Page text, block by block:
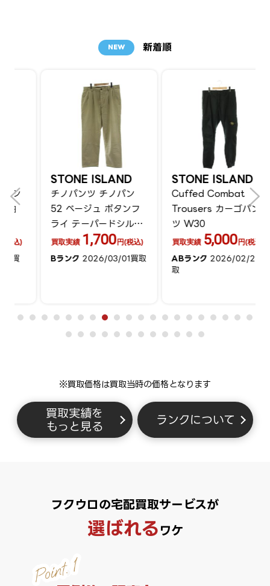
NEW 新着順
STONE ISLAND
チノパンツ チノパン
52 ベージュ ボタンフ
ライ テーパードシルエ
ット フルレングス
3040544
買取実績 1,700円(税込)
Bランク2026/03/01買取
STONE ISLAND
Cuffed Combat
Trousers カーゴパン
ツ W30
買取実績 5,000円(税込)
ABランク2026/02/28買
※買取価格は買取当時の価格となります
買取実績を
もっと見る
ランクについて
フクウロの宅配買取サービスが
選ばれる ワケ